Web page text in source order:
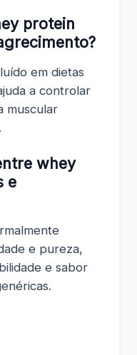
protein
em dietas
a controlar
muscular
whey
e
e pureza,
e sabor